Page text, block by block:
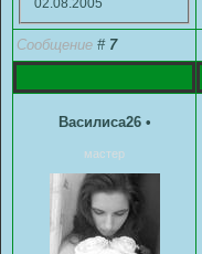
02.08.2005
Сообщение # 7
Василиса26 •
мастер